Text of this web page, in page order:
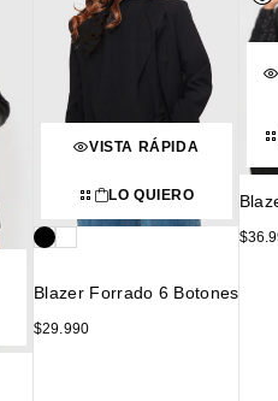
VISTA RÁPIDA
LO QUIERO
Blazer Forrado 6 Botones
$29.990
$